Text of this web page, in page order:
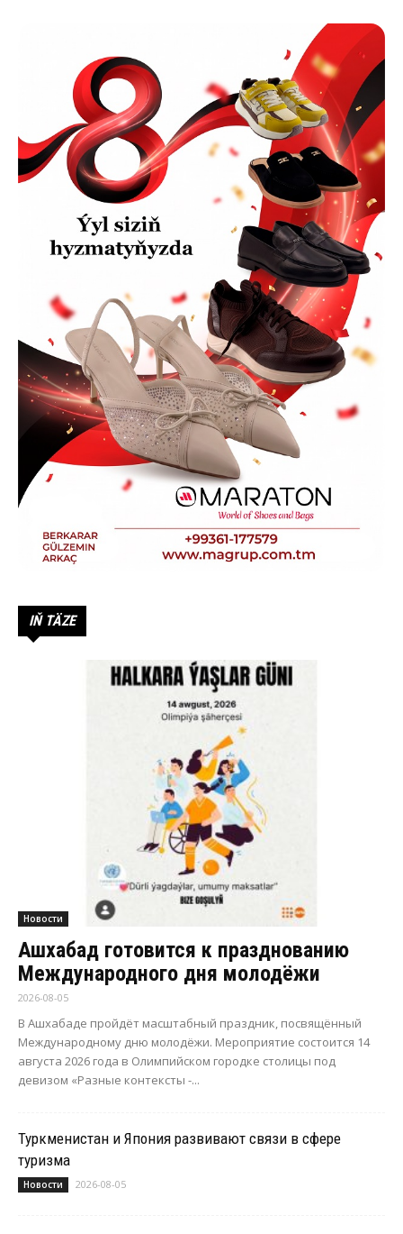
IŇ TÄZE
Новости
Ашхабад готовится к празднованию
Международного дня молодёжи
2026-08-05
В Ашхабаде пройдёт масштабный праздник, посвящённый
Международному дню молодёжи. Мероприятие состоится 14
августа 2026 года в Олимпийском городке столицы под
девизом «Разные контексты -...
Туркменистан и Япония развивают связи в сфере
туризма
Новости 2026-08-05